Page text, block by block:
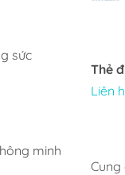
Hệ thống mẫu
Hệ thống mẫu
Thẻ
Liên
Cung
sức
minh